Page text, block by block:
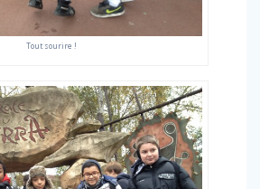
Tout sourire !